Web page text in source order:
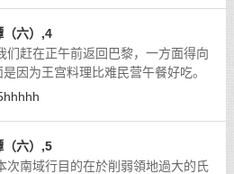
（六）,4
在正午前返回巴黎，一方面得向
因为王宫料理比难民营午餐好吃。
痒了，我们踏入王宫第一个看到的
（六）,5
南域行目的在於削弱領地過大的氏